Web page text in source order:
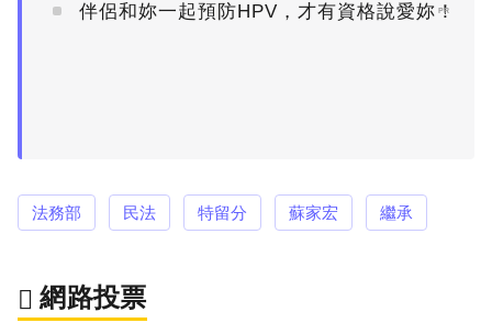
伴侶和妳一起預防HPV，才有資格說愛妳！
PR
法務部 民法 特留分 蘇家宏 繼承
網路投票